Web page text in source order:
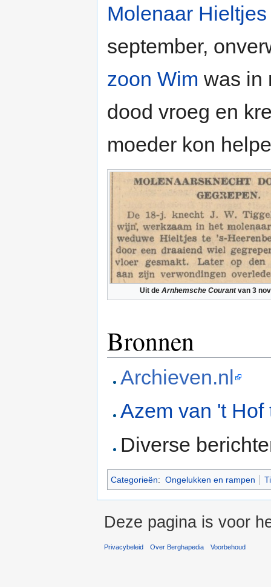
Molenaar Hieltjes
september,
zoon Wim was in
dood vroeg en
moeder kon
Uit de Arnhemsche Courantvan 3
Bronnen
Archieven.nl
Azem van 't Hof
Diverse
Categorieën: Ongelukken en rampen
Deze pagina is voor
Privacybeleid Over Berghapedia Voorbehoud